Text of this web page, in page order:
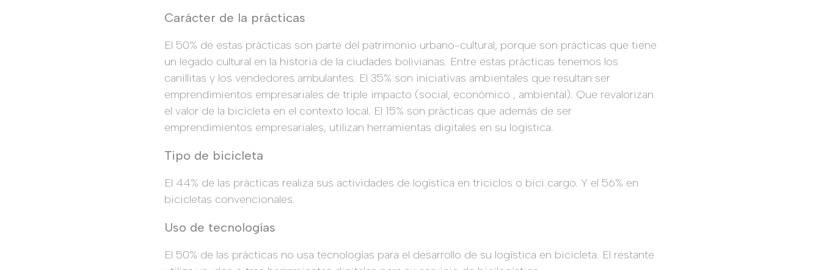
Carácter de la prácticas
El 50% de estas prácticas son parte del patrimonio urbano-cultural, porque son prácticas que tiene
un legado cultural en la historia de la ciudades bolivianas. Entre estas prácticas tenemos los
canillitas y los vendedores ambulantes. El 35% son iniciativas ambientales que resultan ser
emprendimientos empresariales de triple impacto (social, económico , ambiental). Que revalorizan
el valor de la bicicleta en el contexto local. El 15% son prácticas que además de ser
emprendimientos empresariales, utilizan herramientas digitales en su logística.
Tipo de bicicleta
El 44% de las prácticas realiza sus actividades de logística en triciclos o bici cargo. Y el 56% en
bicicletas convencionales.
Uso de tecnologías
El 50% de las prácticas no usa tecnologías para el desarrollo de su logística en bicicleta. El restante